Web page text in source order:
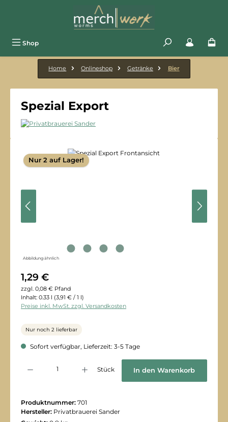
Shop
Home Onlineshop Getränke Bier
Spezial Export
Bildergalerie überspringen
Nur 2 auf Lager!
Abbildung ähnlich
1,29 €
zzgl. 0,08 € Pfand
Inhalt: 0.33 l (3,91 € / 1 l)
Preise inkl. MwSt. zzgl. Versandkosten
Nur noch 2 lieferbar
Sofort verfügbar, Lieferzeit: 3-5 Tage
Stück In den Warenkorb
Produktnummer: 701
Hersteller: Privatbrauerei Sander